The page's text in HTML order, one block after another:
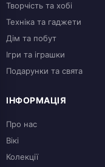
Творчість та хобі
Техніка та гаджети
Дім та побут
Ігри та іграшки
Подарунки та свята
ІНФОРМАЦІЯ
Про нас
Вікі
Колекції